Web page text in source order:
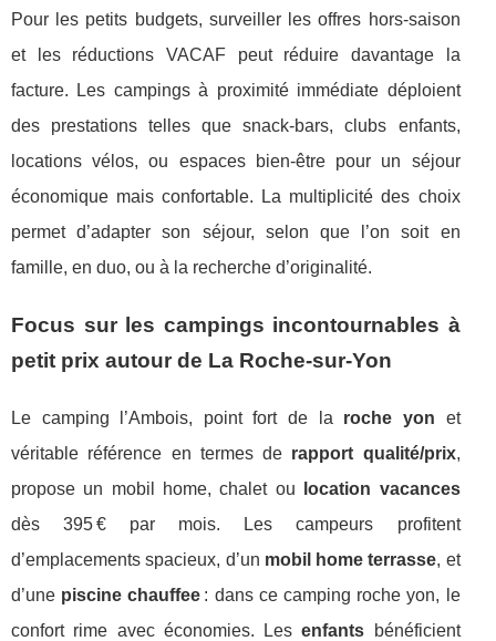
Pour les petits budgets, surveiller les offres hors-saison
et les réductions VACAF peut réduire davantage la
facture. Les campings à proximité immédiate déploient
des prestations telles que snack-bars, clubs enfants,
locations vélos, ou espaces bien-être pour un séjour
économique mais confortable. La multiplicité des choix
permet d’adapter son séjour, selon que l’on soit en
famille, en duo, ou à la recherche d’originalité.
Focus sur les campings incontournables à
petit prix autour de La Roche-sur-Yon
Le camping l’Ambois, point fort de la roche yon et
véritable référence en termes de rapport qualité/prix,
propose un mobil home, chalet ou
location vacances
dès 395 € par mois. Les campeurs profitent
d’emplacements spacieux, d’un mobil home terrasse, et
d’une piscine chauffee : dans ce camping roche yon, le
confort rime avec économies. Lesenfants bénéficient